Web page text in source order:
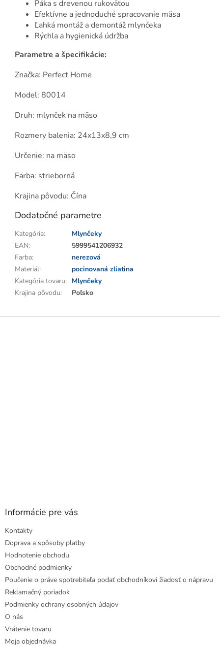
Páka s drevenou rukoväťou
Efektívne a jednoduché spracovanie mäsa
Ľahká montáž a demontáž mlynčeka
Rýchla a hygienická údržba
Parametre a špecifikácie:
Značka: Perfect Home
Model: 80014
Druh: mlynček na mäso
Rozmery balenia: 24x13x8,9 cm
Určenie: na mäso
Farba: strieborná
Krajina pôvodu: Čína
Dodatočné parametre
Kategória:
Mlynčeky
EAN:
5999541206932
Farba:
nerezová
Materiál:
pocinovaná zliatina
Kategória tovaru: Mlynčeky
Krajina pôvodu: Poľsko
Z
Informácie pre vás
Kontakty
Doprava a spôsoby platby
Hodnotenie obchodu
Obchodné podmienky
Poučenie o práve spotrebiteľa podať obchodníkovi žiadosť o nápravu
Reklamačný poriadok
Podmienky ochrany osobných údajov
O nás
Vrátenie tovaru
Moja objednávka